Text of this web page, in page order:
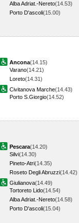
Alba Adriat.-Nereto(14.53)
Porto D'ascoli(15.00)
Ancona(14.15)
Varano(14.21)
Loreto(14.31)
Civitanova Marche(14.43)
Porto S.Giorgio(14.52)
Pescara(14.20)
Silvi(14.30)
Pineto-Atri(14.35)
Roseto Degli Abruzzi(14.42)
Giulianova(14.49)
Tortoreto Lido(14.54)
Alba Adriat.-Nereto(14.58)
Porto D'ascoli(15.04)